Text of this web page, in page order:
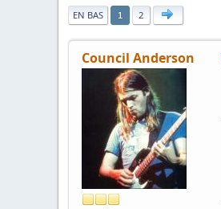
|
EN BAS 1 2
Council Anderson